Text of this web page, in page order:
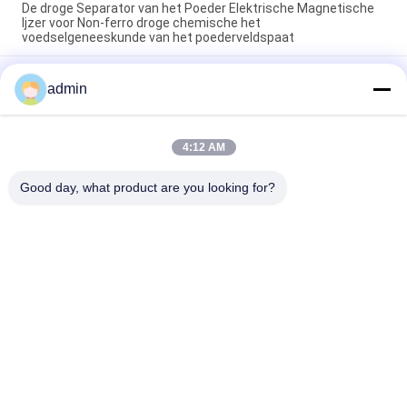
De droge Separator van het Poeder Elektrische Magnetische
Ijzer voor Non-ferro droge chemische het
voedselgeneeskunde van het poederveldspaat
Mining Separatie Magnetische separatieapparatuur met
stroomtoevoer 50Hz60Hz en specificaties CTB Perfect voor
de concentratie van erts
Inlaatspanning 380 Volt Tibhar Evolution MX P Tafeltennis
Rubber Biedt uitstekende spin en controle voor geavanceerde
admin
4:12 AM
Good day, what product are you looking for?